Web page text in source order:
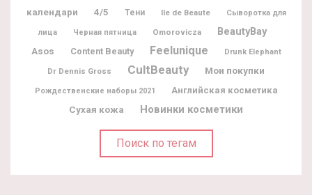
календари
4/5 Тени Ile de Beaute Сыворотка для
лица Черная пятница Omorovicza BeautyBay
Asos Content Beauty Feelunique Drunk Elephant
Dr Dennis Gross CultBeauty Мои покупки
Рождественские наборы 2021
Английская косметика
Сухая кожа
Новинки косметики
Поиск по тегам